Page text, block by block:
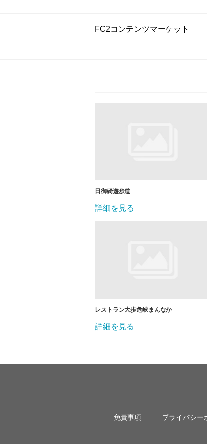
FC2コンテンツマーケット
日御碕遊歩道
詳細を見る
レストラン大歩危峡まんなか
詳細を見る
免責事項 プライバシー